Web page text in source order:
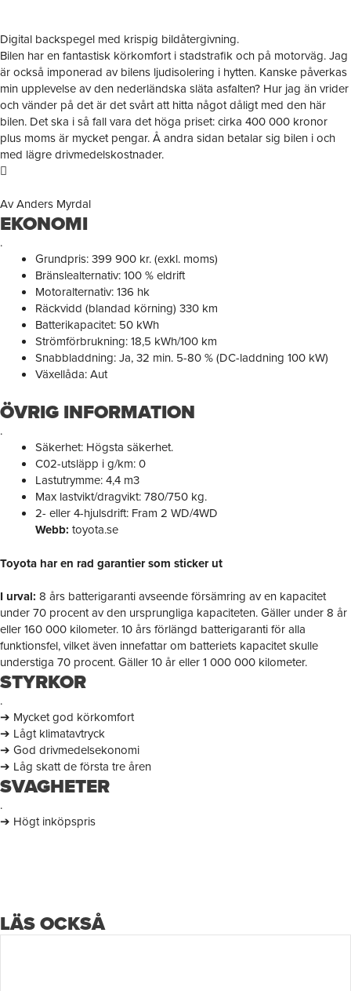
Digital backspegel med krispig bildåtergivning.
Bilen har en fantastisk körkomfort i stadstrafik och på motorväg. Jag
är också imponerad av bilens ljudisolering i hytten. Kanske påverkas
min upplevelse av den nederländska släta asfalten? Hur jag än vrider
och vänder på det är det svårt att hitta något dåligt med den här
bilen. Det ska i så fall vara det höga priset: cirka 400 000 kronor
plus moms är mycket pengar. Å andra sidan betalar sig bilen i och
med lägre drivmedelskostnader.
Av Anders Myrdal
EKONOMI
.
Grundpris: 399 900 kr. (exkl. moms)
Bränslealternativ: 100 % eldrift
Motoralternativ: 136 hk
Räckvidd (blandad körning) 330 km
Batterikapacitet: 50 kWh
Strömförbrukning: 18,5 kWh/100 km
Snabbladdning: Ja, 32 min. 5-80 % (DC-laddning 100 kW)
Växellåda: Aut
ÖVRIG INFORMATION
.
Säkerhet: Högsta säkerhet.
C02-utsläpp i g/km: 0
Lastutrymme: 4,4 m3
Max lastvikt/dragvikt: 780/750 kg.
2- eller 4-hjulsdrift: Fram 2 WD/4WD
Webb: toyota.se
Toyota har en rad garantier som sticker ut
I urval: 8 års batterigaranti avseende försämring av en kapacitet
under 70 procent av den ursprungliga kapaciteten. Gäller under 8 år
eller 160 000 kilometer. 10 års förlängd batterigaranti för alla
funktionsfel, vilket även innefattar om batteriets kapacitet skulle
understiga 70 procent. Gäller 10 år eller 1 000 000 kilometer.
STYRKOR
.
➔ Mycket god körkomfort
➔ Lågt klimatavtryck
➔ God drivmedelsekonomi
➔ Låg skatt de första tre åren
SVAGHETER
.
➔ Högt inköpspris
LÄS OCKSÅ